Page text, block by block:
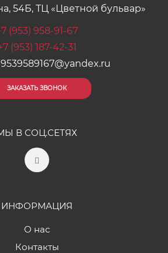
54Б, ТЦ «Цветной бульвар»
(953) 958-91-67
(953) 187-42-31
ЗАКАЗАТЬ ЗВОНОК
В СОЦ.СЕТЯХ
ИНФОРМАЦИЯ
О нас
Контакты